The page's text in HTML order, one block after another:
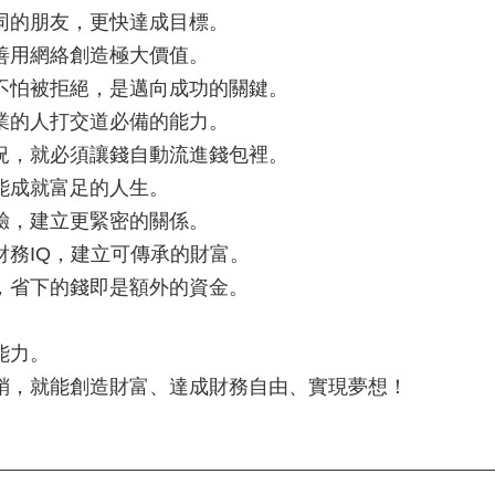
朋友，更快達成目標。
網絡創造極大價值。
被拒絕，是邁向成功的關鍵。
人打交道必備的能力。
就必須讓錢自動流進錢包裡。
就富足的人生。
建立更緊密的關係。
IQ，建立可傳承的財富。
下的錢即是額外的資金。
。
就能創造財富、達成財務自由、實現夢想！